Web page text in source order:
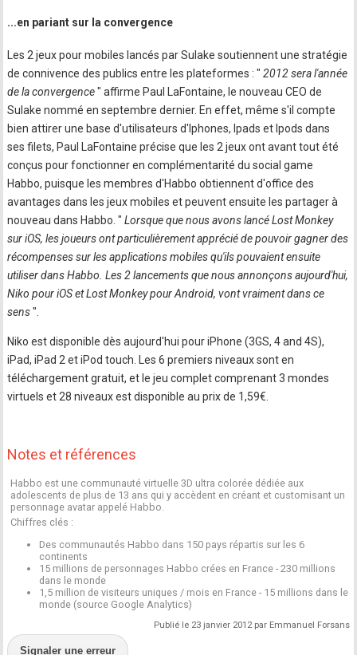
...en pariant sur la convergence
Les 2 jeux pour mobiles lancés par Sulake soutiennent une stratégie
de connivence des publics entre les plateformes : " 2012 sera l'année
de la convergence" affirme Paul LaFontaine, le nouveau CEO de
Sulake nommé en septembre dernier. En effet, même s'il compte
bien attirer une base d'utilisateurs d'Iphones, Ipads et Ipods dans
ses filets, Paul LaFontaine précise que les 2 jeux ont avant tout été
conçus pour fonctionner en complémentarité du social game
Habbo, puisque les membres d'Habbo obtiennent d'office des
avantages dans les jeux mobiles et peuvent ensuite les partager à
nouveau dans Habbo. " Lorsque que nous avons lancé Lost Monkey
sur iOS, les joueurs ont particulièrement apprécié de pouvoir gagner des
récompenses sur les applications mobiles qu'ils pouvaient ensuite
utiliser dans Habbo. Les 2 lancements que nous annonçons aujourd'hui,
Niko pour iOS et Lost Monkey pour Android, vont vraiment dans ce
sens".
Niko est disponible dès aujourd'hui pour iPhone (3GS, 4 and 4S),
iPad, iPad 2 et iPod touch. Les 6 premiers niveaux sont en
téléchargement gratuit, et le jeu complet comprenant 3 mondes
virtuels et 28 niveaux est disponible au prix de 1,59€.
Notes et références
Habbo est une communauté virtuelle 3D ultra colorée dédiée aux
adolescents de plus de 13 ans qui y accèdent en créant et customisant un
personnage avatar appelé Habbo.
Chiffres clés :
Des communautés Habbo dans 150 pays répartis sur les 6
continents
15 millions de personnages Habbo crées en France - 230 millions
dans le monde
1,5 million de visiteurs uniques / mois en France - 15 millions dans le
monde (source Google Analytics)
Publié le 23 janvier 2012 par Emmanuel Forsans
Signaler une erreur